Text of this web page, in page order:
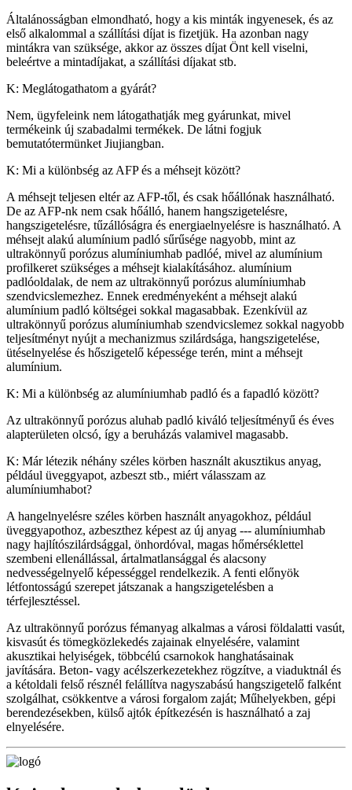
Általánosságban elmondható, hogy a kis minták ingyenesek, és az
első alkalommal a szállítási díjat is fizetjük. Ha azonban nagy
mintákra van szüksége, akkor az összes díjat Önt kell viselni,
beleértve a mintadíjakat, a szállítási díjakat stb.
K: Meglátogathatom a gyárát?
Nem, ügyfeleink nem látogathatják meg gyárunkat, mivel
termékeink új szabadalmi termékek. De látni fogjuk
bemutatótermünket Jiujiangban.
K: Mi a különbség az AFP és a méhsejt között?
A méhsejt teljesen eltér az AFP-től, és csak hőállónak használható.
De az AFP-nk nem csak hőálló, hanem hangszigetelésre,
hangszigetelésre, tűzállóságra és energiaelnyelésre is használható. A
méhsejt alakú alumínium padló sűrűsége nagyobb, mint az
ultrakönnyű porózus alumíniumhab padlóé, mivel az alumínium
profilkeret szükséges a méhsejt kialakításához. alumínium
padlóoldalak, de nem az ultrakönnyű porózus alumíniumhab
szendvicslemezhez. Ennek eredményeként a méhsejt alakú
alumínium padló költségei sokkal magasabbak. Ezenkívül az
ultrakönnyű porózus alumíniumhab szendvicslemez sokkal nagyobb
teljesítményt nyújt a mechanizmus szilárdsága, hangszigetelése,
ütéselnyelése és hőszigetelő képessége terén, mint a méhsejt
alumínium.
K: Mi a különbség az alumíniumhab padló és a fapadló között?
Az ultrakönnyű porózus aluhab padló kiváló teljesítményű és éves
alapterületen olcsó, így a beruházás valamivel magasabb.
K: Már létezik néhány széles körben használt akusztikus anyag,
például üveggyapot, azbeszt stb., miért válasszam az
alumíniumhabot?
A hangelnyelésre széles körben használt anyagokhoz, például
üveggyapothoz, azbeszthez képest az új anyag --- alumíniumhab
nagy hajlítószilárdsággal, önhordóval, magas hőmérséklettel
szembeni ellenállással, ártalmatlansággal és alacsony
nedvességelnyelő képességgel rendelkezik. A fenti előnyök
létfontosságú szerepet játszanak a hangszigetelésben a
térfejlesztéssel.
Az ultrakönnyű porózus fémanyag alkalmas a városi földalatti vasút,
kisvasút és tömegközlekedés zajainak elnyelésére, valamint
akusztikai helyiségek, többcélú csarnokok hanghatásainak
javítására. Beton- vagy acélszerkezetekhez rögzítve, a viaduktnál és
a kétoldali felső résznél felállítva nagyszabású hangszigetelő falként
szolgálhat, csökkentve a városi forgalom zaját; Műhelyekben, gépi
berendezésekben, külső ajtók építkezésén is használható a zaj
elnyelésére.